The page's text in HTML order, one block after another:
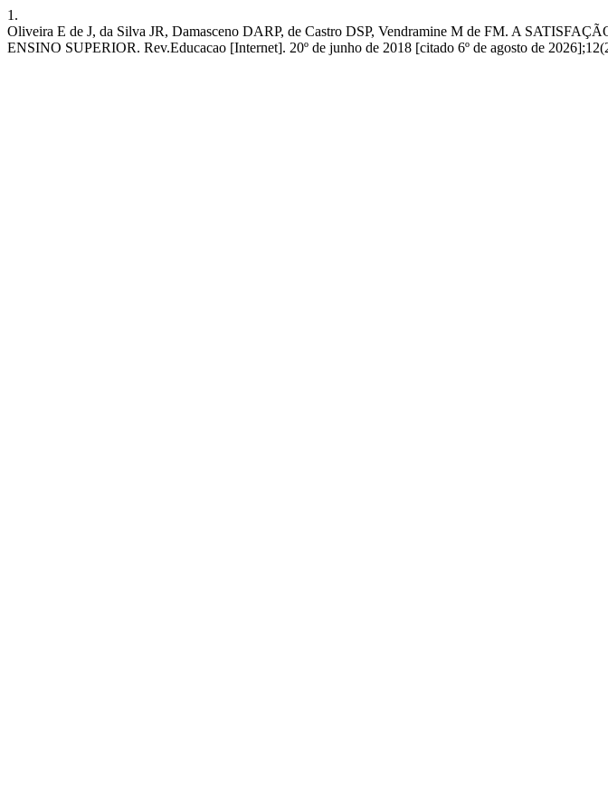
1.
Oliveira E de J, da Silva JR, Damasceno DARP, de Castro DSP, Vendramine M de FM. A
ENSINO SUPERIOR. Rev.Educacao [Internet]. 20º de junho de 2018 [citado 6º de agosto de